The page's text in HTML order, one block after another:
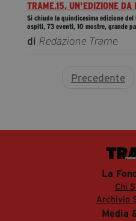
TRAME.15, UN'EDIZIONE DA
Si chiude la quindicesima edizione
ospiti, 73 eventi, 10 mostre, grande
di Redazione Trame
Precedente
La
Chi
Archivio
Media